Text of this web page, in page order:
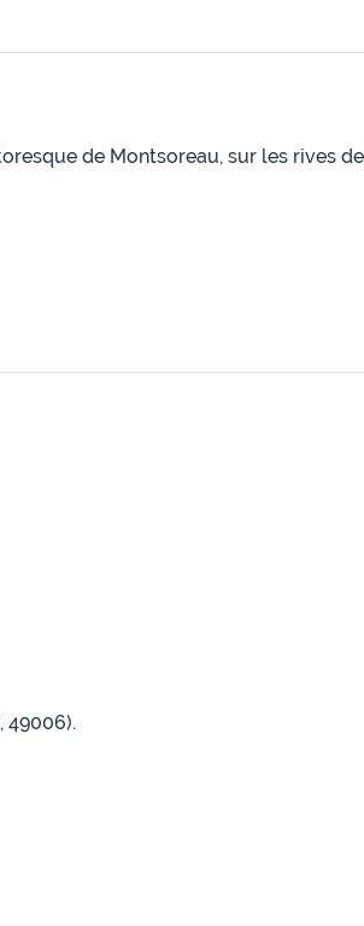
de Montsoreau, sur les rives
49006).